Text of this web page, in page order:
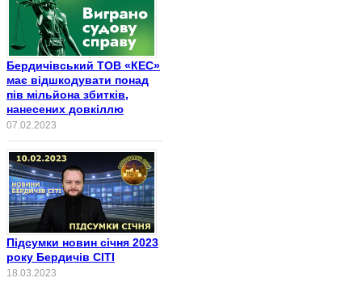
Бердичівський ТОВ «КЕС»
має відшкодувати понад
пів мільйона збитків,
нанесених довкіллю
07.02.2023
Підсумки новин січня 2023
року Бердичів СІТІ
18.03.2023